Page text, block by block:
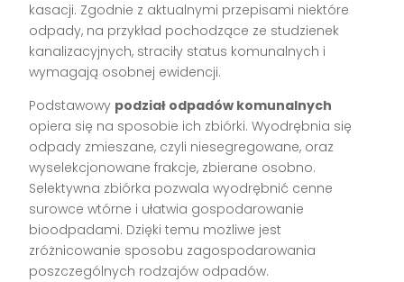
kasacji. Zgodnie z aktualnymi przepisami niektóre
odpady, na przykład pochodzące ze studzienek
kanalizacyjnych, straciły status komunalnych i
wymagają osobnej ewidencji.
Podstawowy podział odpadów komunalnych
opiera się na sposobie ich zbiórki. Wyodrębnia się
odpady zmieszane, czyli niesegregowane, oraz
wyselekcjonowane frakcje, zbierane osobno.
Selektywna zbiórka pozwala wyodrębnić cenne
surowce wtórne i ułatwia gospodarowanie
bioodpadami. Dzięki temu możliwe jest
zróżnicowanie sposobu zagospodarowania
poszczególnych rodzajów odpadów.